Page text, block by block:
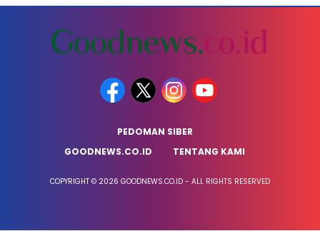
PEDOMAN SIBER
GOODNEWS.CO.ID
TENTANG KAMI
COPYRIGHT © 2026 GOODNEWS.CO.ID - ALL RIGHTS RESERVED